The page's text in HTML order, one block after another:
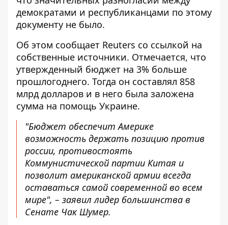
демократами и республиканцами по этому
документу не было.
Об этом сообщает Reuters со ссылкой на
собственные источники. Отмечается, что
утвержденный бюджет на 3% больше
прошлогоднего. Тогда он составлял 858
млрд долларов и в него была заложена
сумма на помощь Украине.
"Бюджет обеспечит Америке
возможность держать позицию против
россии, противостоять
Коммунистической партии Китая и
позволит американской армии всегда
оставаться самой современной во всем
мире", – заявил лидер большинства в
Сенате Чак Шумер.